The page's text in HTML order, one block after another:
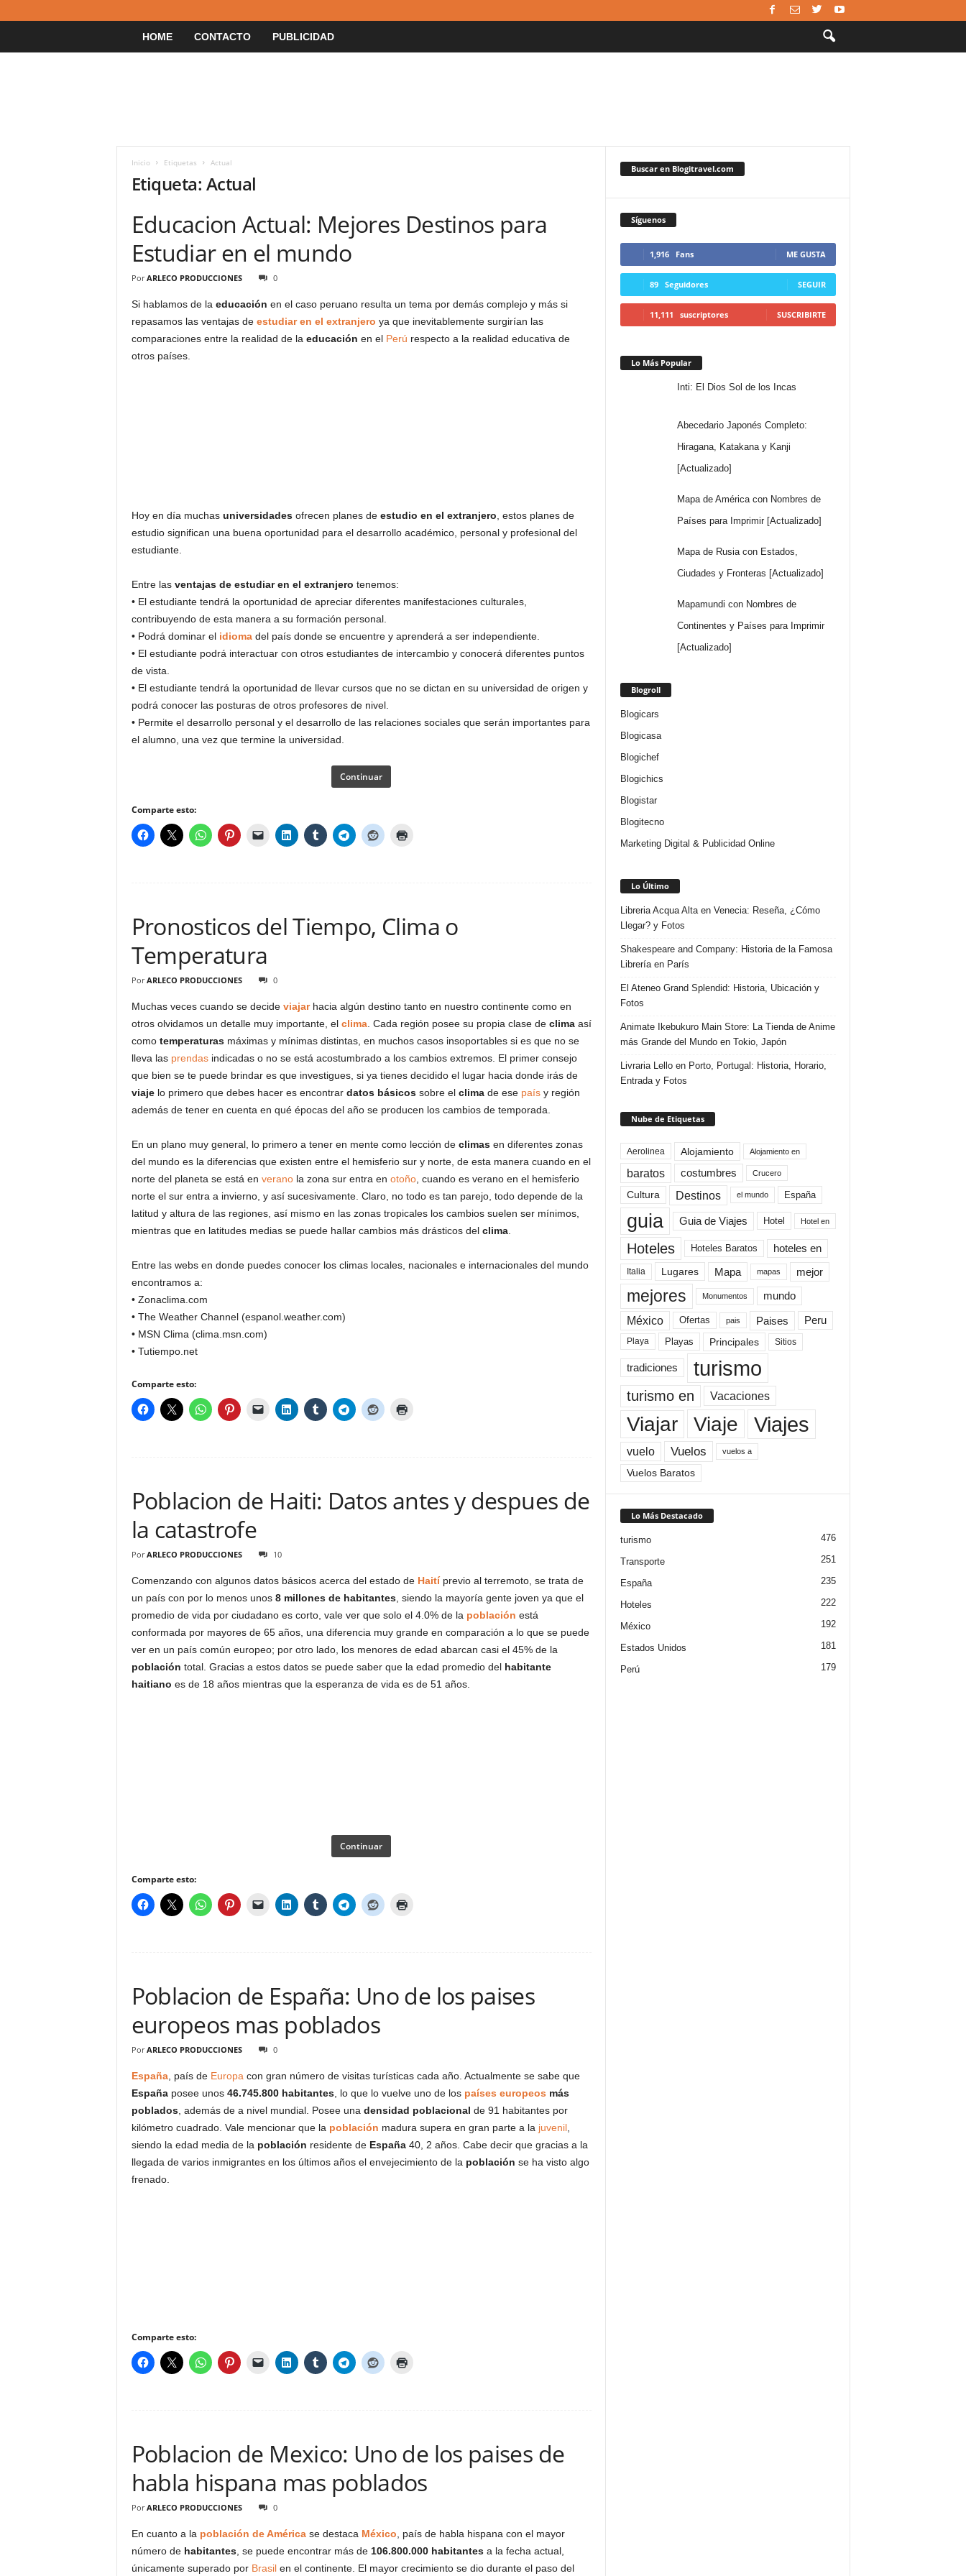
HOME CONTACTO PUBLICIDAD
Inicio Etiquetas Actual
Etiqueta: Actual
Educacion Actual: Mejores Destinos para
Estudiar en el mundo
Por ARLECO PRODUCCIONES 0
Si hablamos de la educación en el caso peruano resulta un tema por demás complejo y más si
repasamos las ventajas de estudiar en el extranjero ya que inevitablemente surgirían las
comparaciones entre la realidad de la educación en el Perú respecto a la realidad educativa de
otros países.
Hoy en día muchas universidadesofrecen planes de estudio en el extranjero , estos planes de
estudio significan una buena oportunidad para el desarrollo académico, personal y profesional del
estudiante.
Entre las ventajas de estudiar en el extranjero tenemos:
• El estudiante tendrá la oportunidad de apreciar diferentes manifestaciones culturales,
contribuyendo de esta manera a su formación personal.
• Podrá dominar el idiomadel país donde se encuentre y aprenderá a ser independiente.
• El estudiante podrá interactuar con otros estudiantes de intercambio y conocerá diferentes puntos
de vista.
• El estudiante tendrá la oportunidad de llevar cursos que no se dictan en su universidad de origen y
podrá conocer las posturas de otros profesores de nivel.
• Permite el desarrollo personal y el desarrollo de las relaciones sociales que serán importantes para
el alumno, una vez que termine la universidad.
Continuar
Comparte esto:
Pronosticos del Tiempo, Clima o
Temperatura
Por ARLECO PRODUCCIONES 0
Muchas veces cuando se decide viajarhacia algún destino tanto en nuestro continente como en
otros olvidamos un detalle muy importante, el clima. Cada región posee su propia clase de climaasí
como temperaturasmáximas y mínimas distintas, en muchos casos insoportables si es que no se
lleva las prendasindicadas o no se está acostumbrado a los cambios extremos. El primer consejo
que bien se te puede brindar es que investigues, si ya tienes decidido el lugar hacia donde irás de
viajelo primero que debes hacer es encontrar datos básicossobre el climade ese paísy región
además de tener en cuenta en qué épocas del año se producen los cambios de temporada.
En un plano muy general, lo primero a tener en mente como lección de climasen diferentes zonas
del mundo es la diferencias que existen entre el hemisferio sur y norte, de esta manera cuando en el
norte del planeta se está en veranola zona sur entra en otoño, cuando es verano en el hemisferio
norte el sur entra a invierno, y así sucesivamente. Claro, no todo es tan parejo, todo depende de la
latitud y altura de las regiones, así mismo en las zonas tropicales los cambios suelen ser mínimos,
mientras que en latitudes medias se puede hallar cambios más drásticos del clima.
Entre las webs en donde puedes conocer los climas locales, nacionales e internacionales del mundo
encontramos a:
• Zonaclima.com
• The Weather Channel (espanol.weather.com)
• MSN Clima (clima.msn.com)
• Tutiempo.net
Comparte esto:
Poblacion de Haiti: Datos antes y despues de
la catastrofe
Por ARLECO PRODUCCIONES 10
Comenzando con algunos datos básicos acerca del estado de Haitíprevio al terremoto, se trata de
un país con por lo menos unos 8 millones de habitantes, siendo la mayoría gente joven ya que el
promedio de vida por ciudadano es corto, vale ver que solo el 4.0% de la población está
conformada por mayores de 65 años, una diferencia muy grande en comparación a lo que se puede
ver en un país común europeo; por otro lado, los menores de edad abarcan casi el 45% de la
población total. Gracias a estos datos se puede saber que la edad promedio del habitante
haitiano es de 18 años mientras que la esperanza de vida es de 51 años.
Continuar
Comparte esto:
Poblacion de España: Uno de los paises
europeos mas poblados
Por ARLECO PRODUCCIONES 0
España, país de Europa con gran número de visitas turísticas cada año. Actualmente se sabe que
Españaposee unos 46.745.800 habitantes, lo que lo vuelve uno de los países europeos más
poblados, además de a nivel mundial. Posee una densidad poblacional de 91 habitantes por
kilómetro cuadrado. Vale mencionar que la población madura supera en gran parte a la juvenil,
siendo la edad media de la población residente de España40, 2 años. Cabe decir que gracias a la
llegada de varios inmigrantes en los últimos años el envejecimiento de la población se ha visto algo
frenado.
Comparte esto:
Poblacion de Mexico: Uno de los paises de
habla hispana mas poblados
Por ARLECO PRODUCCIONES 0
En cuanto a la población de Américase destaca México , país de habla hispana con el mayor
número de habitantes, se puede encontrar más de 106.800.000 habitantesa la fecha actual,
únicamente superado por Brasilen el continente. El mayor crecimiento se dio durante el paso del
Buscar en Blogitravel.com
Síguenos
1,916 Fans ME GUSTA
89 Seguidores SEGUIR
11,111 suscriptores SUSCRIBIRTE
Lo Más Popular
Inti: El Dios Sol de los Incas
Abecedario Japonés Completo:
Hiragana, Katakana y Kanji
[Actualizado]
Mapa de América con Nombres de
Países para Imprimir [Actualizado]
Mapa de Rusia con Estados,
Ciudades y Fronteras [Actualizado]
Mapamundi con Nombres de
Continentes y Países para Imprimir
[Actualizado]
Blogroll
Blogicars
Blogicasa
Blogichef
Blogichics
Blogistar
Blogitecno
Marketing Digital & Publicidad Online
Lo Último
Libreria Acqua Alta en Venecia: Reseña, ¿Cómo
Llegar? y Fotos
Shakespeare and Company: Historia de la Famosa
Librería en París
El Ateneo Grand Splendid: Historia, Ubicación y
Fotos
Animate Ikebukuro Main Store: La Tienda de Anime
más Grande del Mundo en Tokio, Japón
Livraria Lello en Porto, Portugal: Historia, Horario,
Entrada y Fotos
Nube de Etiquetas
Aerolinea Alojamiento Alojamiento en
baratos costumbres Crucero
Cultura Destinos el mundo España
guia Guia de Viajes Hotel Hotel en
Hoteles Hoteles Baratos hoteles en
Italia Lugares Mapa mapas mejor
mejores Monumentos mundo
México Ofertas pais Paises Peru
Playa Playas Principales Sitios
tradiciones turismo
turismo en Vacaciones
Viajar Viaje Viajes
vuelo Vuelos vuelos a
Vuelos Baratos
Lo Más Destacado
turismo 476
Transporte 251
España 235
Hoteles 222
México 192
Estados Unidos 181
Perú 179